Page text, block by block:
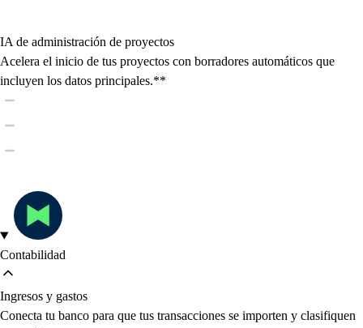
IA de administración de proyectos
Acelera el inicio de tus proyectos con borradores automáticos que
incluyen los datos principales.**
Contabilidad
Ingresos y gastos
Conecta tu banco para que tus transacciones se importen y clasifiquen